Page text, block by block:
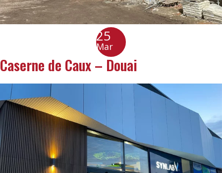
25
Mar
Caserne de Caux – Douai